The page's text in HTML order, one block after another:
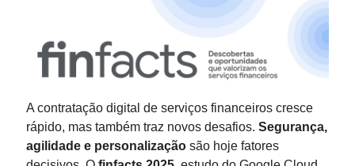
A contratação digital de serviços financeiros cresce
rápido, mas também traz novos desafios. Segurança,
agilidade e personalização são hoje fatores